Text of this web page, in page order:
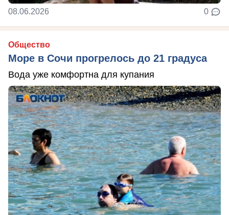
08.06.2026 0
Общество
Море в Сочи прогрелось до 21 градуса
Вода уже комфортна для купания